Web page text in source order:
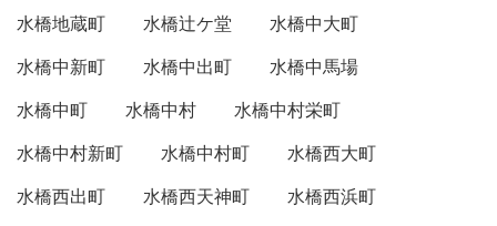
水橋地蔵町
水橋辻ケ堂
水橋中大町
水橋中新町
水橋中出町
水橋中馬場
水橋中町
水橋中村
水橋中村栄町
水橋中村新町
水橋中村町
水橋西大町
水橋西出町
水橋西天神町
水橋西浜町